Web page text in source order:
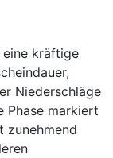
eine kräftige
Niederschläge
Phase markiert
zunehmend